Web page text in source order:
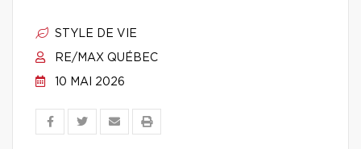
STYLE DE VIE
RE/MAX QUÉBEC
10 MAI 2026